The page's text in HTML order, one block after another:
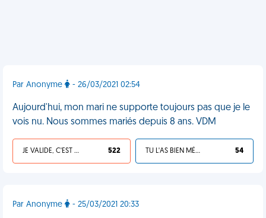
Par Anonyme - 26/03/2021 02:54
Aujourd'hui, mon mari ne supporte toujours pas que je le
vois nu. Nous sommes mariés depuis 8 ans. VDM
JE VALIDE, C'EST UNE VDM 522 TU L'AS BIEN MÉRITÉ 54
Par Anonyme - 25/03/2021 20:33